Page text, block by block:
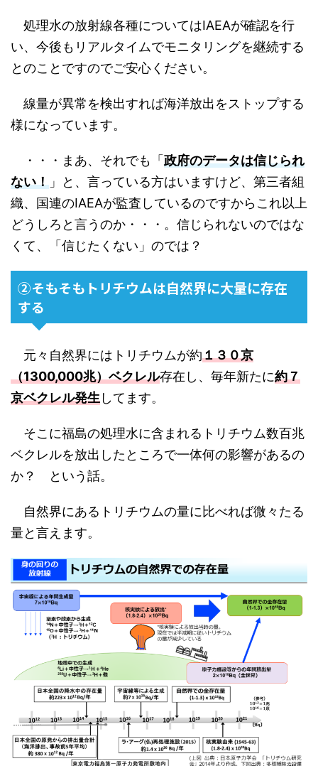
処理水の放射線各種についてはIAEAが確認を行
い、今後もリアルタイムでモニタリングを継続する
とのことですのでご安心ください。
線量が異常を検出すれば海洋放出をストップする
様になっています。
・・・まあ、それでも「 政府のデータは信じられ
ない！ 」と、言っている方はいますけど、第三者組
織、国連のIAEAが監査しているのですからこれ以上
どうしろと言うのか・・・。信じられないのではな
くて、「信じたくない」のでは？
②そもそもトリチウムは自然界に大量に存在
する
元々自然界にはトリチウムが約１３０京
（1300,000兆）ベクレル存在し、毎年新たに約７
京ベクレル発生してます。
そこに福島の処理水に含まれるトリチウム数百兆
ベクレルを放出したところで一体何の影響があるの
か？ という話。
自然界にあるトリチウムの量に比べれば微々たる
量と言えます。